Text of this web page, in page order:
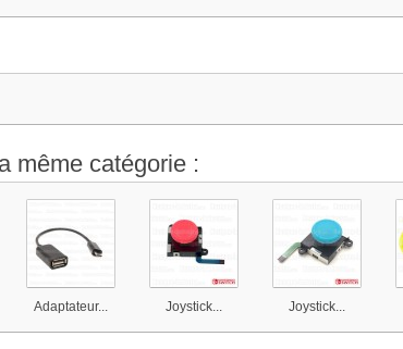
même catégorie :
Adaptateur... Joystick... Joystick...